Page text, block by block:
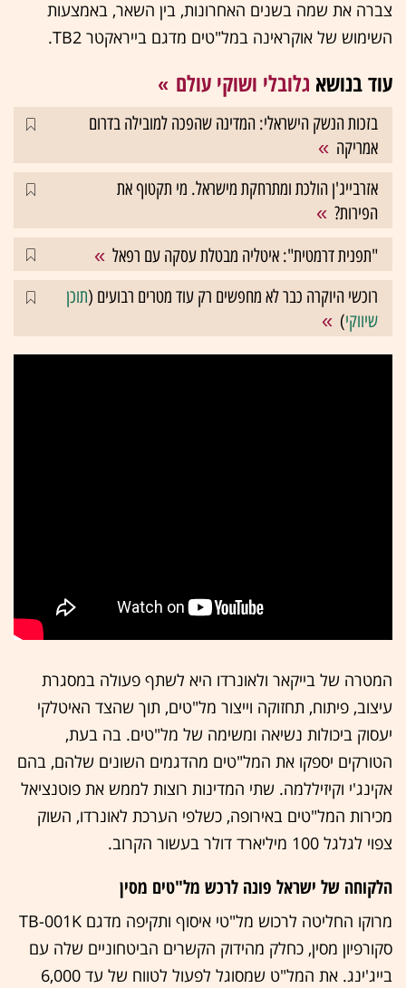
צברה את שמה בשנים האחרונות, בין השאר, באמצעות
השימוש של אוקראינה במל"טים מדגם בייראקטר TB2
.
עוד בנושא גלובלי ושוקי עולם
בזכות הנשק הישראלי: המדינה שהפכה למובילה בדרום
אמריקה
אזרבייג'ן הולכת ומתרחקת מישראל. מי תקטוף את
הפירות?
"תפנית דרמטית": איטליה מבטלת עסקה עם רפאל
רוכשי היוקרה כבר לא מחפשים רק עוד מטרים רבועים (תוכן
שיווקי)
המטרה של בייקאר ולאונרדו היא לשתף פעולה במסגרת
עיצוב, פיתוח, תחזוקה וייצור מל"טים, תוך שהצד האיטלקי
יעסוק ביכולות נשיאה ומשימה של מל"טים. בה בעת,
הטורקים יספקו את המל"טים מהדגמים השונים שלהם, בהם
אקינג'י וקיזיללמה. שתי המדינות רוצות לממש את פוטנציאל
מכירות המל"טים באירופה, כשלפי הערכת לאונרדו, השוק
צפוי לגלגל 100 מיליארד דולר בעשור הקרוב.
הלקוחה של ישראל פונה לרכש מל"טים מסין
מרוקו החליטה לרכוש מל"טי איסוף ותקיפה מדגם TB-001K
סקורפיון מסין, כחלק מהידוק הקשרים הביטחוניים שלה עם
בייג'ינג. את המל"ט שמסוגל לפעול לטווח של עד 6,000